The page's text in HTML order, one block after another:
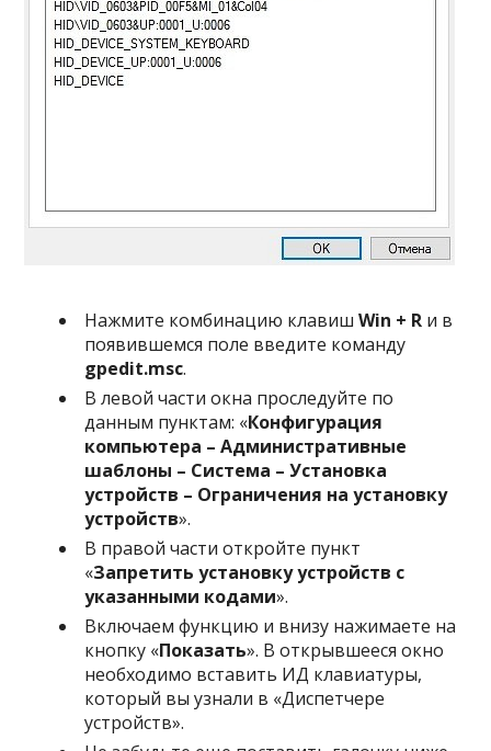
Нажмите комбинацию клавишWin + R и в
появившемся поле введите команду
gpedit.msc.
В левой части окна проследуйте по
данным пунктам: «Конфигурация
компьютера – Административные
шаблоны – Система – Установка
устройств – Ограничения на установку
устройств».
В правой части откройте пункт
«Запретить установку устройств с
указанными кодами».
Включаем функцию и внизу нажимаете на
кнопку «Показать». В открывшееся окно
необходимо вставить ИД клавиатуры,
который вы узнали в «Диспетчере
устройств».